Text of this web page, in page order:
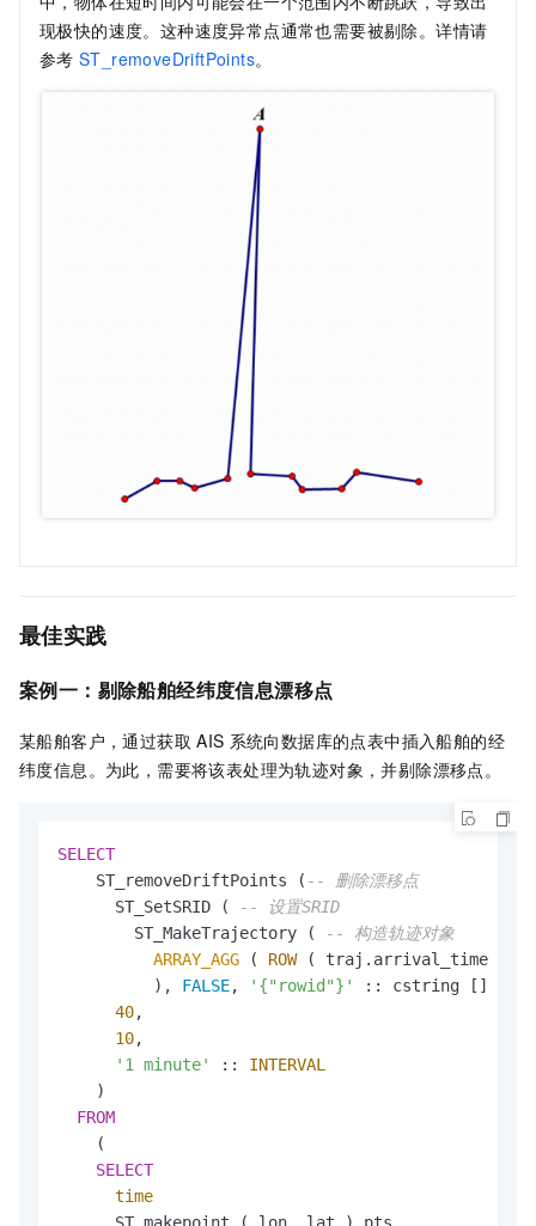
现极快的速度。这种速度异常点通常也需要被剔除。详情请
参考 ST_removeDriftPoints。
最佳实践
案例一：剔除船舶经纬度信息漂移点
某船舶客户，通过获取 AIS 系统向数据库的点表中插入船舶的经
纬度信息。为此，需要将该表处理为轨迹对象，并剔除漂移点。
SELECT
    ST_removeDriftPoints (
-- 删除漂移点
      ST_SetSRID (
-- 设置SRID
        ST_MakeTrajectory (
-- 构造轨迹对象
ARRAY_AGG ( ROW ( traj.arrival_time ::
          ),
FALSE, '{"rowid"}' :: cstring [] ),
40,
10,
'1 minute'
:: INTERVAL
    )
FROM
    (
SELECT
time